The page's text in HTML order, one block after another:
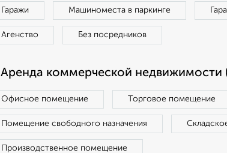
Гаражи Машиноместа в паркинге
Агенство Без посредников
Аренда коммерческой недвижимости
Офисное помещение Торговое помещение
Помещение свободного назначения
Производственное помещение